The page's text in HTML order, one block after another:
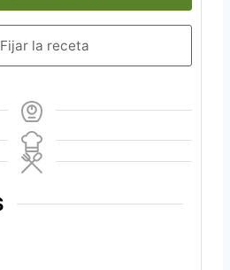
Fijar la receta